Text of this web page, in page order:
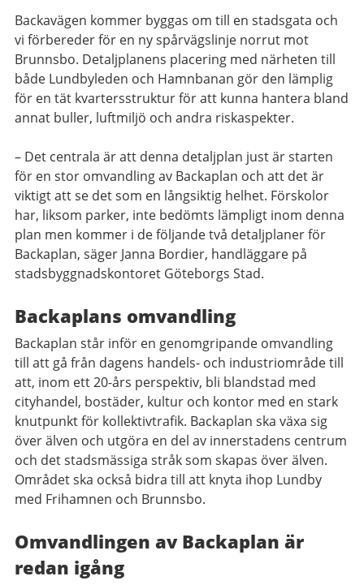
Backavägen kommer byggas om till en stadsgata och
vi förbereder för en ny spårvägslinje norrut mot
Brunnsbo. Detaljplanens placering med närheten till
både Lundbyleden och Hamnbanan gör den lämplig
för en tät kvartersstruktur för att kunna hantera bland
annat buller, luftmiljö och andra riskaspekter.
– Det centrala är att denna detaljplan just är starten
för en stor omvandling av Backaplan och att det är
viktigt att se det som en långsiktig helhet. Förskolor
har, liksom parker, inte bedömts lämpligt inom denna
plan men kommer i de följande två detaljplaner för
Backaplan, säger Janna Bordier, handläggare på
stadsbyggnadskontoret Göteborgs Stad.
Backaplans omvandling
Backaplan står inför en genomgripande omvandling
till att gå från dagens handels- och industriområde till
att, inom ett 20-års perspektiv, bli blandstad med
cityhandel, bostäder, kultur och kontor med en stark
knutpunkt för kollektivtrafik. Backaplan ska växa sig
över älven och utgöra en del av innerstadens centrum
och det stadsmässiga stråk som skapas över älven.
Området ska också bidra till att knyta ihop Lundby
med Frihamnen och Brunnsbo.
Omvandlingen av Backaplan är
redan igång